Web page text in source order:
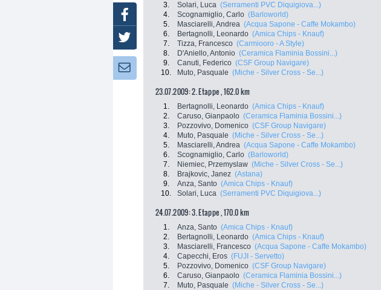
3.
Solari, Luca (Serramenti PVC Diquigiova...)
4.
Scognamiglio, Carlo (Barloworld)
5.
Masciarelli, Andrea (Acqua Sapone - Caffe Mokambo)
6.
Bertagnolli, Leonardo (Amica Chips - Knauf)
7.
Tizza, Francesco (Carmiooro - A Style)
8.
D'Aniello, Antonio (Ceramica Flaminia Bossini...)
9.
Canuti, Federico (CSF Group Navigare)
10.
Muto, Pasquale (Miche - Silver Cross - Se...)
23.07.2009: 2. Etappe , 162.0 km
1. Bertagnolli, Leonardo (Amica Chips - Knauf)
2.
Caruso, Gianpaolo (Ceramica Flaminia Bossini...)
3.
Pozzovivo, Domenico (CSF Group Navigare)
4.
Muto, Pasquale (Miche - Silver Cross - Se...)
5.
Masciarelli, Andrea (Acqua Sapone - Caffe Mokambo)
6.
Scognamiglio, Carlo (Barloworld)
7.
Niemiec, Przemyslaw (Miche - Silver Cross - Se...)
8.
Brajkovic, Janez (Astana)
9.
Anza, Santo (Amica Chips - Knauf)
10.
Solari, Luca (Serramenti PVC Diquigiova...)
24.07.2009: 3. Etappe , 170.0 km
1. Anza, Santo (Amica Chips - Knauf)
2.
Bertagnolli, Leonardo (Amica Chips - Knauf)
3.
Masciarelli, Francesco (Acqua Sapone - Caffe Mokambo)
4.
Capecchi, Eros (FUJI - Servetto)
5.
Pozzovivo, Domenico (CSF Group Navigare)
6.
Caruso, Gianpaolo (Ceramica Flaminia Bossini...)
7.
Muto, Pasquale (Miche - Silver Cross - Se...)
Facebook
Twitter
Newsletter: